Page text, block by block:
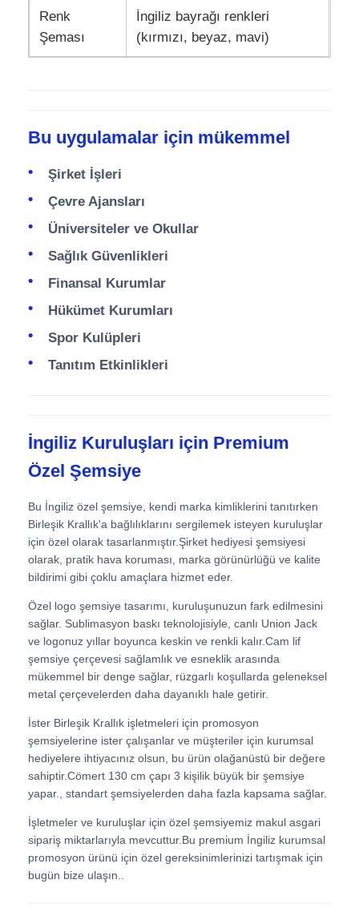
Renk
Şeması
İngiliz bayrağı renkleri
(kırmızı, beyaz, mavi)
Bu uygulamalar için mükemmel
Şirket İşleri
Çevre Ajansları
Üniversiteler ve Okullar
Sağlık Güvenlikleri
Finansal Kurumlar
Hükümet Kurumları
Spor Kulüpleri
Tanıtım Etkinlikleri
İngiliz Kuruluşları için Premium
Özel Şemsiye
Bu İngiliz özel şemsiye, kendi marka kimliklerini tanıtırken
Birleşik Krallık'a bağlılıklarını sergilemek isteyen kuruluşlar
için özel olarak tasarlanmıştır.Şirket hediyesi şemsiyesi
olarak, pratik hava koruması, marka görünürlüğü ve kalite
bildirimi gibi çoklu amaçlara hizmet eder.
Özel logo şemsiye tasarımı, kuruluşunuzun fark edilmesini
sağlar. Sublimasyon baskı teknolojisiyle, canlı Union Jack
ve logonuz yıllar boyunca keskin ve renkli kalır.Cam lif
şemsiye çerçevesi sağlamlık ve esneklik arasında
mükemmel bir denge sağlar, rüzgarlı koşullarda geleneksel
metal çerçevelerden daha dayanıklı hale getirir.
İster Birleşik Krallık işletmeleri için promosyon
şemsiyelerine ister çalışanlar ve müşteriler için kurumsal
hediyelere ihtiyacınız olsun, bu ürün olağanüstü bir değere
sahiptir.Cömert 130 cm çapı 3 kişilik büyük bir şemsiye
yapar., standart şemsiyelerden daha fazla kapsama sağlar.
İşletmeler ve kuruluşlar için özel şemsiyemiz makul asgari
sipariş miktarlarıyla mevcuttur.Bu premium İngiliz kurumsal
promosyon ürünü için özel gereksinimlerinizi tartışmak için
bugün bize ulaşın..